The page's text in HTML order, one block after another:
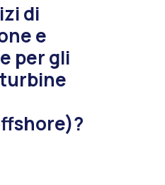
di
e
per gli